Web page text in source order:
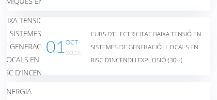
01 OCT
2026
CURS D’ELECTRICITAT BAIXA TENSIÓ EN
SISTEMES DE GENERACIÓ I LOCALS EN
RISC D’INCENDI I EXPLOSIÓ (30H)